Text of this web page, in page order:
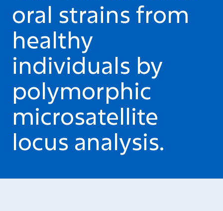
oral strains from
healthy
individuals by
polymorphic
microsatellite
locus analysis.